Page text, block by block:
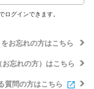
ログインできます。
をお忘れの方はこちら
忘れの方）はこちら
質問の方はこちら